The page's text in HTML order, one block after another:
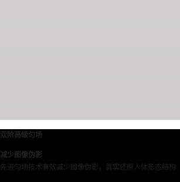
双阶高级匀场
减少图像伪影
先进匀场技术有效减少图像伪影，真实还原人体形态结构